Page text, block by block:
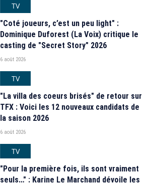
TV
"Coté joueurs, c’est un peu light" :
Dominique Duforest (La Voix) critique le
casting de "Secret Story" 2026
6 août 2026
TV
"La villa des coeurs brisés" de retour sur
TFX : Voici les 12 nouveaux candidats de
la saison 2026
6 août 2026
TV
"Pour la première fois, ils sont vraiment
seuls…" : Karine Le Marchand dévoile les